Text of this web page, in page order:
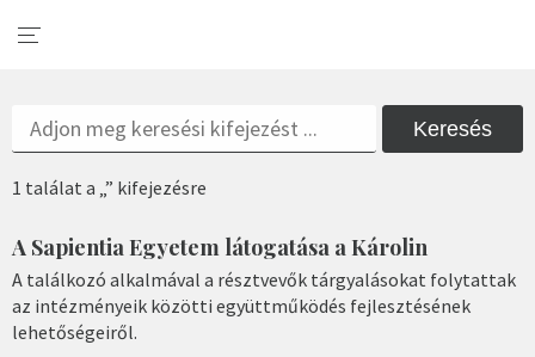
Keresés
1 találat a „” kifejezésre
A Sapientia Egyetem látogatása a Károlin
A találkozó alkalmával a résztvevők tárgyalásokat folytattak
az intézményeik közötti együttműködés fejlesztésének
lehetőségeiről.